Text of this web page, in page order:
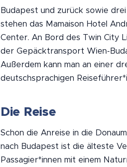
Budapest und zurück sowie
stehen das Mamaison Hotel
Center. An Bord des Twin City
der Gepäcktransport Wien-
Außerdem kann man an einer
deutschsprachigen
Die Reise
Schon die Anreise in die
nach Budapest ist die älteste
Passagier*innen mit einem